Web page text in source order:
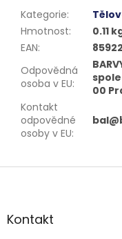
Kategorie:
Hmotnost:
0.11
EAN:
Odpovědná
osoba v EU:
00
Kontakt
odpovědné
osoby v EU:
Z
aKontakt